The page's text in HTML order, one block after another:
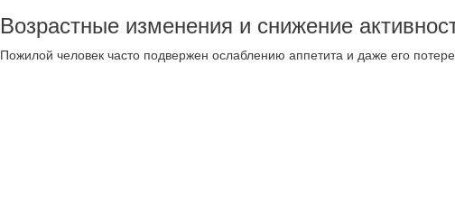
Возрастные изменения и снижение
Пожилой человек часто подвержен ослаблению аппетита и даже его